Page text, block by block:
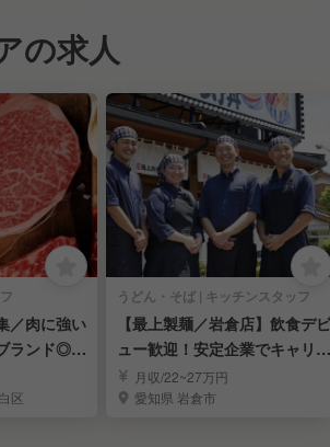
の求人
／肉に強い
ランド◎頑
区
うどん・そば | キッチンスタッフ
【最上製麺／岩倉店】飲食デビ
ュー歓迎！安定企業でキャリア
アップ◎
月収/22~27万円
愛知県 岩倉市